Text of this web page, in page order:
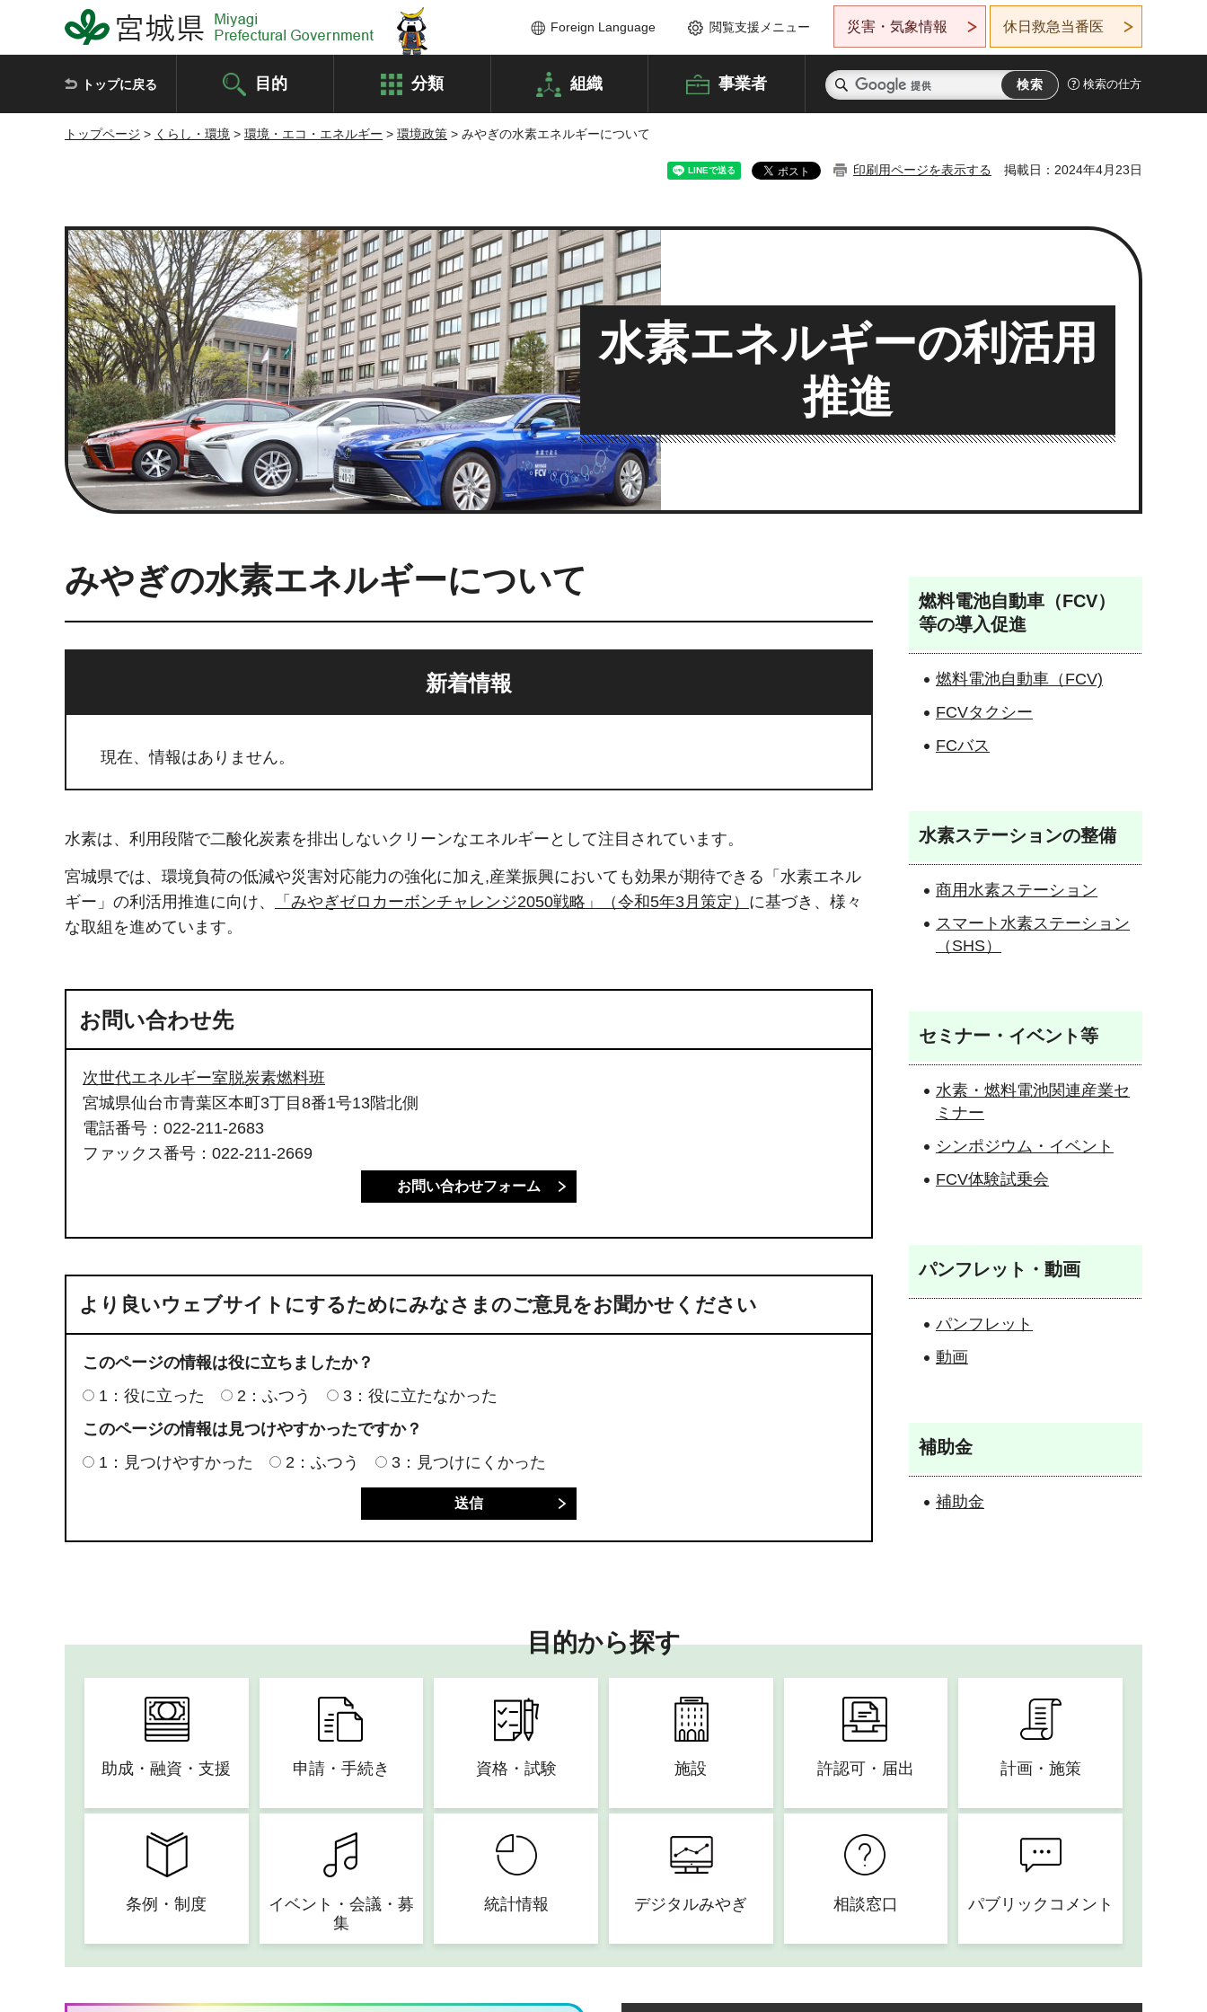
宮城県 Miyagi Prefectural Government Foreign Language 閲覧支援メニュー 災害・気象情報 休日救急当番医
トップに戻る 目的 分類 組織 事業者 検索の仕方
トップページ > くらし・環境 > 環境・エコ・エネルギー > 環境政策 > みやぎの水素エネルギーについて
印刷用ページを表示する 掲載日：2024年4月23日
水素エネルギーの利活用
推進
みやぎの水素エネルギーについて
新着情報
現在、情報はありません。
水素は、利用段階で二酸化炭素を排出しないクリーンなエネルギーとして注目されています。
宮城県では、環境負荷の低減や災害対応能力の強化に加え,産業振興においても効果が期待できる「水素エネル
ギー」の利活用推進に向け、
「みやぎゼロカーボンチャレンジ2050戦略」（令和5年3月策定） に基づき、様々
な取組を進めています。
お問い合わせ先
次世代エネルギー室脱炭素燃料班
宮城県仙台市青葉区本町3丁目8番1号13階北側
電話番号：022-211-2683
ファックス番号：022-211-2669
より良いウェブサイトにするためにみなさまのご意見をお聞かせください
このページの情報は役に立ちましたか？
1：役に立った
2：ふつう
3：役に立たなかった
このページの情報は見つけやすかったですか？
1：見つけやすかった
2：ふつう 3：見つけにくかった
燃料電池自動車（FCV）
等の導入促進
燃料電池自動車（FCV)
FCVタクシー
FCバス
水素ステーションの整備
商用水素ステーション
スマート水素ステーション
（SHS）
セミナー・イベント等
水素・燃料電池関連産業セ
ミナー
シンポジウム・イベント
FCV体験試乗会
パンフレット・動画
パンフレット
動画
補助金
補助金
目的から探す
助成・融資・支援 申請・手続き 資格・試験 施設 許認可・届出 計画・施策
条例・制度
イベント・会議・募
集
統計情報 デジタルみやぎ 相談窓口 パブリックコメント